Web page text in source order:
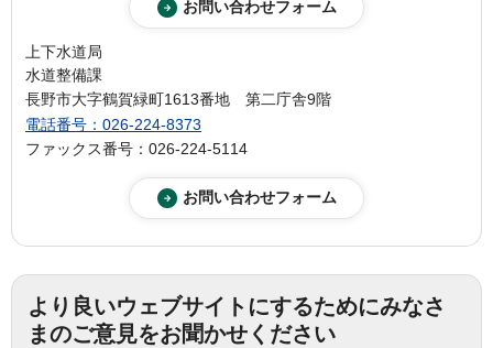
上下水道局
水道整備課
長野市大字鶴賀緑町1613番地 第二庁舎9階
電話番号：026-224-8373
ファックス番号：026-224-5114
より良いウェブサイトにするためにみなさ
まのご意見をお聞かせください